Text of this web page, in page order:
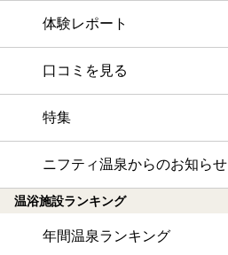
体験レポート
口コミを見る
特集
ニフティ温泉からのお知らせ
温浴施設ランキング
年間温泉ランキング